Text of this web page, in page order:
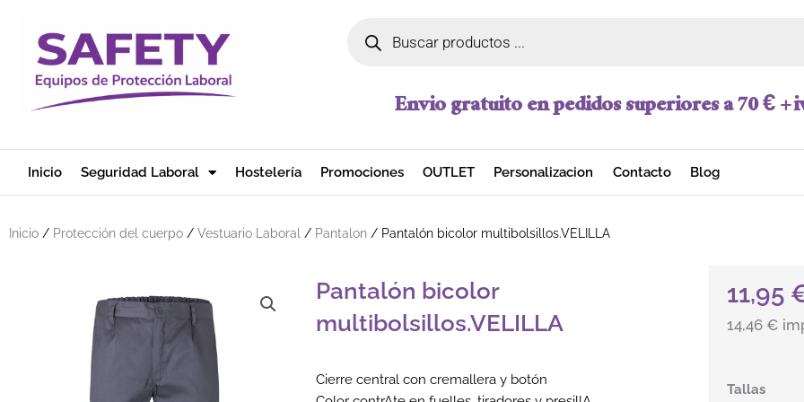
Envio gratuito en pedidos superiores a 70 € +
Inicio Seguridad Laboral Hostelería Promociones OUTLET Personalizacion Contacto Blog
Inicio / Protección del cuerpo / Vestuario Laboral / Pantalon / Pantalón bicolor multibolsillos.VELILLA
Pantalón bicolor
multibolsillos.VELILLA
Cierre central con cremallera y botón
11,95
14,46 €
Tallas
Pantalón